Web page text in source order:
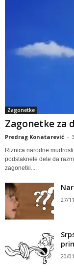
Zagonetke
Zagonetke za
Predrag Konatarević -
Riznica narodne
podstaknete dete da
zagonetki....
27/
20/